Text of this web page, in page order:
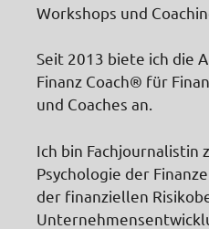
Workshops und
Seit 2013 biete ich die
Finanz Coach® für
und Coaches an.
Ich bin Fachjournalistin
Psychologie der
der finanziellen